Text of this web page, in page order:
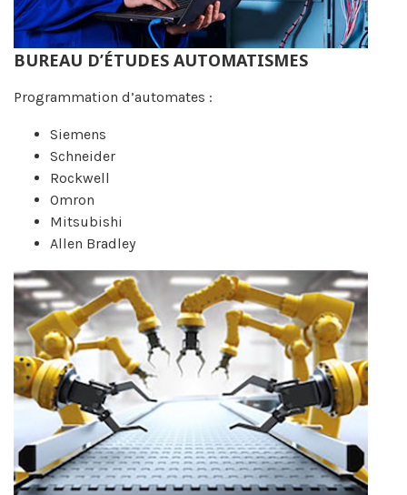
BUREAU D’ÉTUDES AUTOMATISMES
Programmation d’automates :
Siemens
Schneider
Rockwell
Omron
Mitsubishi
Allen Bradley